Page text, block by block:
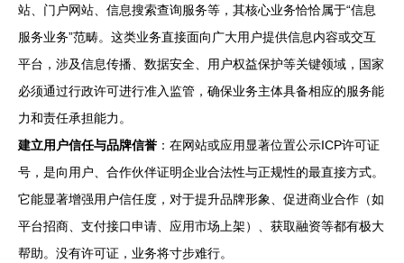
站、门户网站、信息搜索查询服务等，其核心业务恰恰属于“信息
服务业务”范畴。这类业务直接面向广大用户提供信息内容或交互
平台，涉及信息传播、数据安全、用户权益保护等关键领域，国家
必须通过行政许可进行准入监管，确保业务主体具备相应的服务能
力和责任承担能力。
建立用户信任与品牌信誉 ：在网站或应用显著位置公示ICP许可证
号，是向用户、合作伙伴证明企业合法性与正规性的最直接方式。
它能显著增强用户信任度，对于提升品牌形象、促进商业合作（如
平台招商、支付接口申请、应用市场上架）、获取融资等都有极大
帮助。没有许可证，业务将寸步难行。